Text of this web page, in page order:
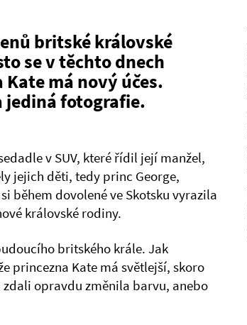
britské královské
se v těchto dnech
má nový účes.
jediná fotografie.
v SUV, které řídil její manžel,
jejich děti, tedy princ George,
během dovolené ve Skotsku vyrazila
královské rodiny.
britského krále. Jak
princezna Kate má světlejší, skoro
opravdu změnila barvu, anebo